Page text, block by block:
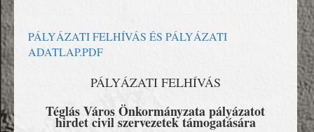
PÁLYÁZATI FELHÍVÁS ÉS PÁLYÁZATI
ADATLAP.PDF
PÁLYÁZATI FELHÍVÁS
Téglás Város Önkormányzata pályázatot
hirdet civil szervezetek támogatására